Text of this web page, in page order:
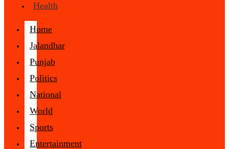
Health
Home
Jalandhar
Punjab
Politics
National
World
Sports
Entertainment